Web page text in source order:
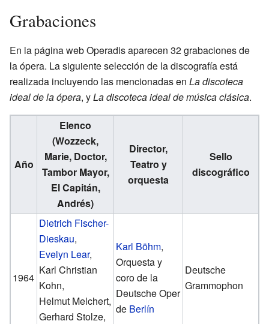
Grabaciones
En la página webOperadisaparecen 32 grabaciones de
la ópera. La siguiente selección de la discografía está
realizada incluyendo las mencionadas en La discoteca
ideal de la ópera, yLa discoteca ideal de música clásica.
Año
Elenco
(Wozzeck,
Marie, Doctor,
Tambor Mayor,
El Capitán,
Andrés)
Director,
Teatro y
orquesta
Sello
discográfico
1964
Dietrich Fischer-
Dieskau,
Evelyn Lear,
Karl Christian
Kohn,
Helmut Melchert,
Gerhard Stolze,
Karl Böhm,
Orquesta y
coro de la
Deutsche Oper
de Berlín
Deutsche
Grammophon